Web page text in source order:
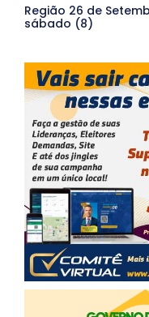
Região 26 de
sábado (8)